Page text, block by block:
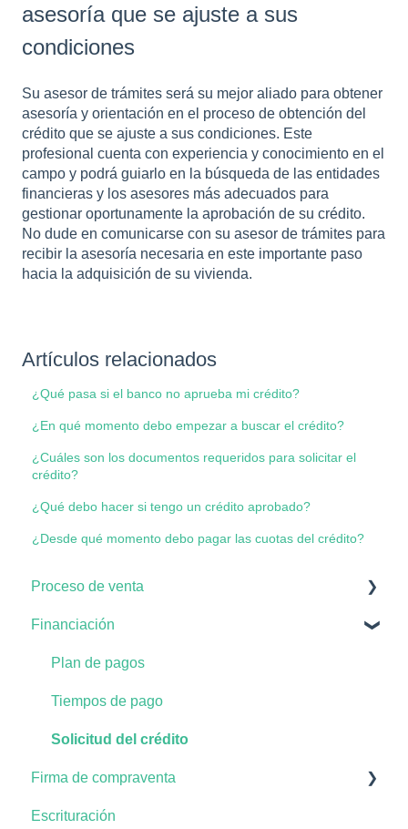
asesoría que se ajuste a sus
condiciones
Su asesor de trámites será su mejor aliado para obtener
asesoría y orientación en el proceso de obtención del
crédito que se ajuste a sus condiciones. Este
profesional cuenta con experiencia y conocimiento en el
campo y podrá guiarlo en la búsqueda de las entidades
financieras y los asesores más adecuados para
gestionar oportunamente la aprobación de su crédito.
No dude en comunicarse con su asesor de trámites para
recibir la asesoría necesaria en este importante paso
hacia la adquisición de su vivienda.
Artículos relacionados
¿Qué pasa si el banco no aprueba mi crédito?
¿En qué momento debo empezar a buscar el crédito?
¿Cuáles son los documentos requeridos para solicitar el
crédito?
¿Qué debo hacer si tengo un crédito aprobado?
¿Desde qué momento debo pagar las cuotas del crédito?
Proceso de venta
Proceso en la compra del apartamento
Documentación
Financiación
Plan de pagos
Tiempos de pago
Solicitud del crédito
Firma de compraventa
Documentación del negocio
Escrituración